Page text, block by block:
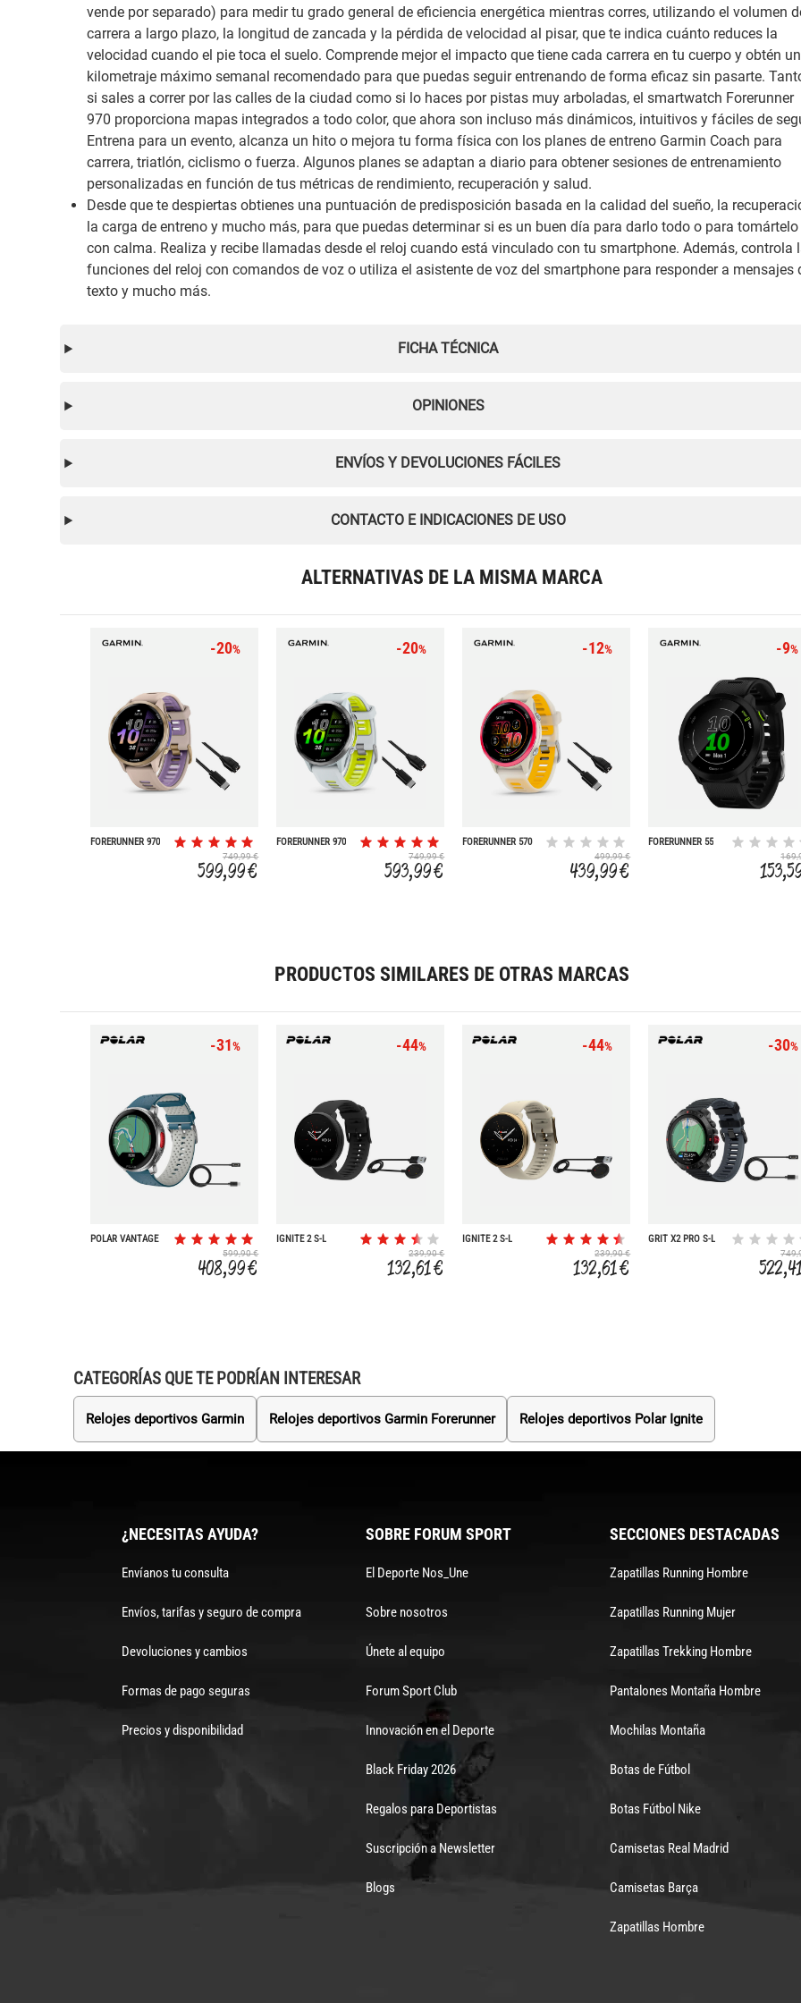
vende por separado) para medir tu grado general de eficiencia energética mientras corres, utilizando el volumen
carrera a largo plazo, la longitud de zancada y la pérdida de velocidad al pisar, que te indica cuánto reduces la
velocidad cuando el pie toca el suelo. Comprende mejor el impacto que tiene cada carrera en tu cuerpo y obtén un
kilometraje máximo semanal recomendado para que puedas seguir entrenando de forma eficaz sin pasarte.
si sales a correr por las calles de la ciudad como si lo haces por pistas muy arboladas, el smartwatch Forerunner
970 proporciona mapas integrados a todo color, que ahora son incluso más dinámicos, intuitivos y fáciles de
Entrena para un evento, alcanza un hito o mejora tu forma física con los planes de entreno Garmin Coach para
carrera, triatlón, ciclismo o fuerza. Algunos planes se adaptan a diario para obtener sesiones de entrenamiento
personalizadas en función de tus métricas de rendimiento, recuperación y salud.
Desde que te despiertas obtienes una puntuación de predisposición basada en la calidad del sueño, la
la carga de entreno y mucho más, para que puedas determinar si es un buen día para darlo todo o para tomártelo
con calma. Realiza y recibe llamadas desde el reloj cuando está vinculado con tu smartphone. Además, controla
funciones del reloj con comandos de voz o utiliza el asistente de voz del smartphone para responder a mensajes
texto y mucho más.
FICHA TÉCNICA
OPINIONES
ENVÍOS Y DEVOLUCIONES FÁCILES
CONTACTO E INDICACIONES DE USO
ALTERNATIVAS DE LA MISMA MARCA
-20%
FORERUNNER 970
749,99 €
599,99 €
-20%
FORERUNNER 970
749,99 €
593,99 €
-12%
FORERUNNER 570
499,99 €
439,99 €
-9%
FORERUNNER 55
PRODUCTOS SIMILARES DE OTRAS MARCAS
-31%
POLAR VANTAGE
599,90 €
408,99 €
-44%
IGNITE 2 S-L
239,90 €
132,61 €
-44%
IGNITE 2 S-L
239,90 €
132,61 €
-30%
GRIT X2 PRO S-L
CATEGORÍAS QUE TE PODRÍAN INTERESAR
Relojes deportivos Garmin Relojes deportivos Garmin Forerunner Relojes deportivos Polar Ignite
¿NECESITAS AYUDA?
Envíanos tu consulta
Envíos, tarifas y seguro de compra
Devoluciones y cambios
Formas de pago seguras
Precios y disponibilidad
SOBRE FORUM SPORT
El Deporte Nos_Une
Sobre nosotros
Únete al equipo
Forum Sport Club
Innovación en el Deporte
Black Friday 2026
Regalos para Deportistas
Suscripción a Newsletter
Blogs
SECCIONES DESTACADAS
Zapatillas Running Hombre
Zapatillas Running Mujer
Zapatillas Trekking Hombre
Pantalones Montaña Hombre
Mochilas Montaña
Botas de Fútbol
Botas Fútbol Nike
Camisetas Real Madrid
Camisetas Barça
Zapatillas Hombre